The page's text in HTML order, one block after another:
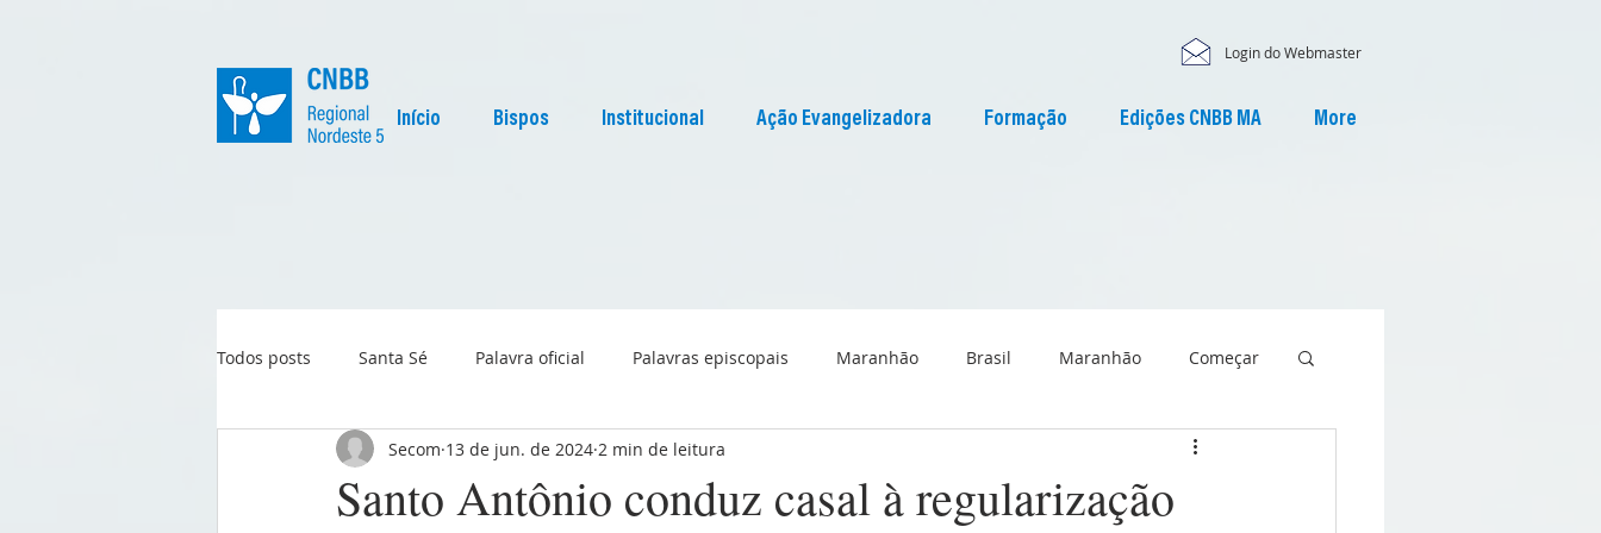
Login do Webmaster
Início Bispos Institucional Ação Evangelizadora Formação Edições CNBB MA More
Todos posts Santa Sé Palavra oficial Palavras episcopais Maranhão Brasil Maranhão Começar
Igreja no Mundo Liturgia Pascom Maranhão
Santo Antônio conduz casal à regularização
Secom 13 de jun. de 2024 2 min de leitura